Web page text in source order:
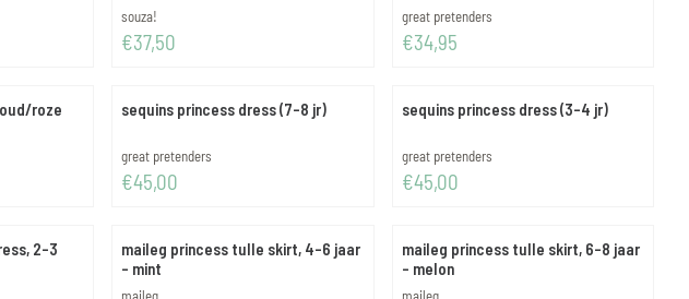
Merk:
souza!
Prijs: 37,50
€37,50
Merk:
great pretenders
Prijs: 34,95
€34,95
roze
sequins princess dress (7-8 jr)
Merk:
great pretenders
Prijs: 45,00
€45,00
sequins princess dress (3-4 jr)
Merk:
great pretenders
Prijs: 45,00
€45,00
2-3
maileg princess tulle skirt, 4-6 jaar
- mint
Merk:
maileg
maileg princess tulle skirt, 6-8 jaar
- melon
Merk:
maileg